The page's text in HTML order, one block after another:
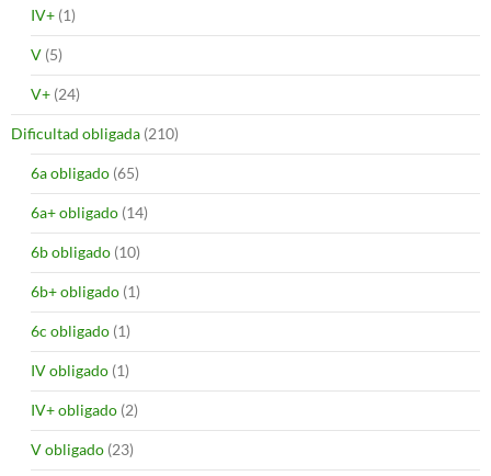
IV+ (1)
V (5)
V+ (24)
Dificultad obligada (210)
6a obligado (65)
6a+ obligado (14)
6b obligado (10)
6b+ obligado (1)
6c obligado (1)
IV obligado (1)
IV+ obligado (2)
V obligado (23)